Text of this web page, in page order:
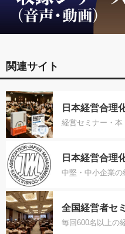
関連サイト
日本経営合理
経営セミナー・
日本経営合理
中堅・中小企業の
全国経営者セ
毎回600名以上の